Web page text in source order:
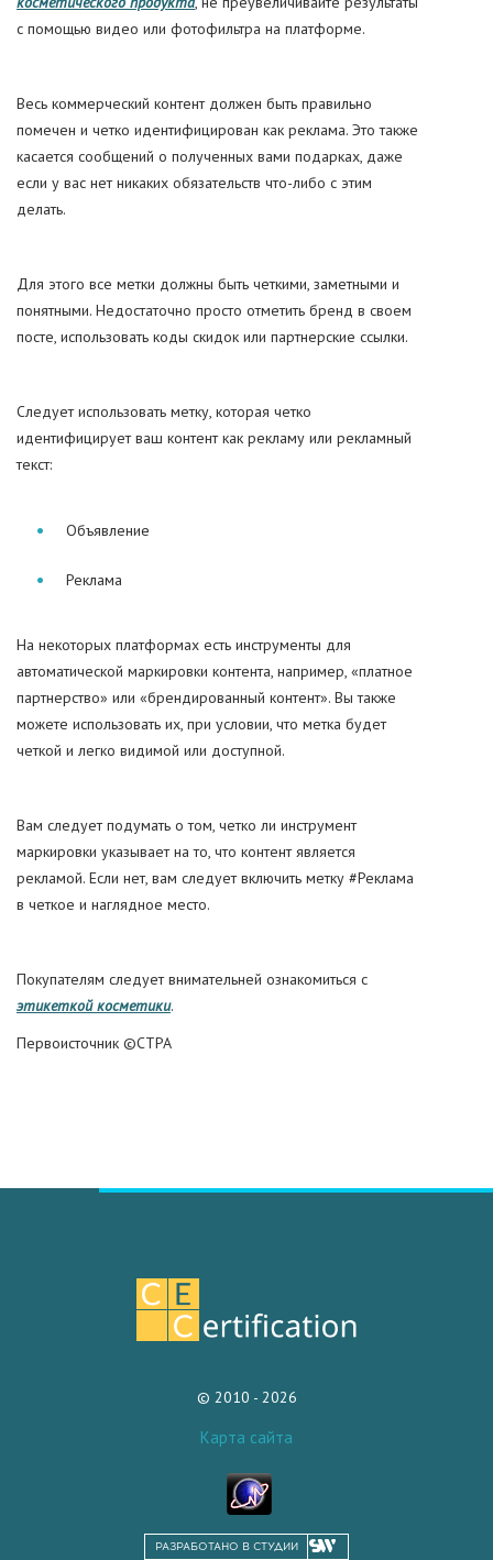
с помощью видео или фотофильтра на платформе.
Весь коммерческий контент должен быть правильно
помечен и четко идентифицирован как реклама. Это также
касается сообщений о полученных вами подарках, даже
если у вас нет никаких обязательств что-либо с этим
делать.
Для этого все метки должны быть четкими, заметными и
понятными. Недостаточно просто отметить бренд в своем
посте, использовать коды скидок или партнерские ссылки.
Следует использовать метку, которая четко
идентифицирует ваш контент как рекламу или рекламный
текст:
Объявление
Реклама
На некоторых платформах есть инструменты для
автоматической маркировки контента, например, «платное
партнерство» или «брендированный контент». Вы также
можете использовать их, при условии, что метка будет
четкой и легко видимой или доступной.
Вам следует подумать о том, четко ли инструмент
маркировки указывает на то, что контент является
рекламой. Если нет, вам следует включить метку #Реклама
в четкое и наглядное место.
Покупателям следует внимательней ознакомиться с
этикеткой косметики.
Первоисточник ©CTPA
© 2010 - 2026
Карта сайта
РАЗРАБОТАНО В СТУДИИ